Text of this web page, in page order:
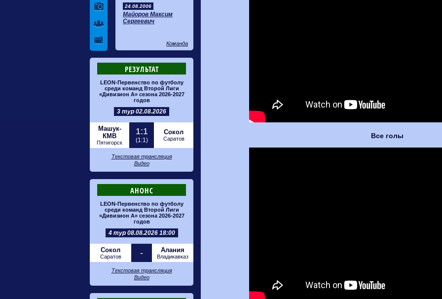
24.08.2006
Майоров Максим
Сергеевич
Команда
РЕЗУЛЬТАТ
LEON-Первенство по футболу
среди команд Второй Лиги
«Дивизион А» сезона 2026-2027
годов
3 тур 02.08.2026
Машук-
КМВ
Пятигорск
1:1
(1:1)
Сокол
Саратов
Текстовая трансляция
Видео
АНОНС
LEON-Первенство по футболу
среди команд Второй Лиги
«Дивизион А» сезона 2026-2027
годов
4 тур 08.08.2026 18:00
Сокол
Саратов - Алания
Владикавказ
Текстовая трансляция
Видео
Все голы